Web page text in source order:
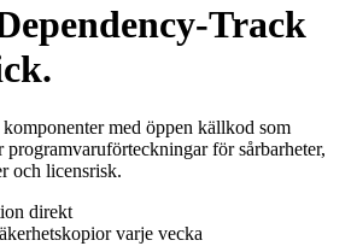
Track
med öppen källkod som
för sårbarheter,
och licensrisk.
direkt
varje vecka